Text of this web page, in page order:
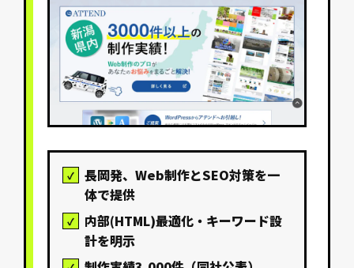
長岡発、Web制作とSEO対策を一
体で提供
内部(HTML)最適化・キーワード設
計を明示